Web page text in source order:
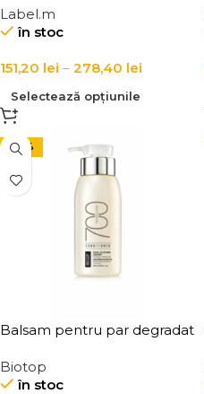
uscat Label.m Organic
Lemongrass Moisturising
Label.m
în stoc
151,20 lei – 278,40 lei
Selectează opțiunile
-24%
Balsam pentru par degradat
Keratin & Kale Conditioner
Biotop
în stoc